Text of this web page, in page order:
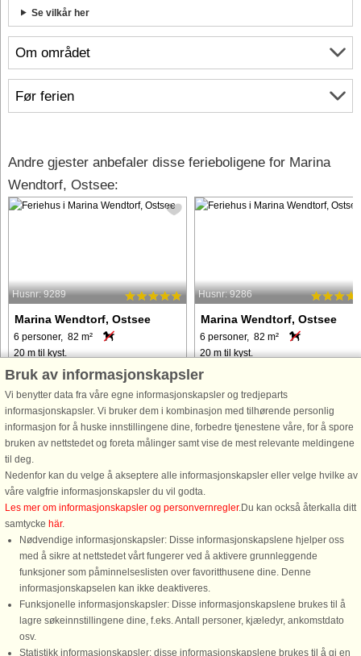
Om området
Før ferien
Se vilkår her
Andre gjester anbefaler disse ferieboligene for Marina
Wendtorf, Ostsee:
Husnr: 9289
Marina Wendtorf, Ostsee
6 personer, 82 m²
20 m til kyst.
Lad dine bekymringer blive hjemme
og træd ind i denne moderne og
komfortable lejlighed, der er designet
til en afslappende ferie med en
fantastisk udsigt. Dette er ikke bare et
sted at bo, det er din forreste ...
fra 5.085 NOK
Husnr: 9286
Marina Wendtorf, Ostsee
6 personer, 82 m²
20 m til kyst.
Moderne og komfortabel lejlighed
med udsigt over Østersøen og
lystbådehavnen. Nyd den smukke
panoramaudsigt over Østersøen fra
morgen til aften. Den moderne og
består ...
fra 5.085 NOK
Bruk av informasjonskapsler
Vi benytter data fra våre egne informasjonskapsler og tredjeparts
informasjonskapsler. Vi bruker dem i kombinasjon med tilhørende personlig
informasjon for å huske innstillingene dine, forbedre tjenestene våre, for å spore
bruken av nettstedet og foreta målinger samt vise de mest relevante meldingene
til deg.
Nedenfor kan du velge å akseptere alle informasjonskapsler eller velge hvilke av
våre valgfrie informasjonskapsler du vil godta.
Les mer om informasjonskapsler og personvernregler.Du kan också återkalla ditt
samtycke här.
Nødvendige informasjonskapsler: Disse informasjonskapslene hjelper oss
med å sikre at nettstedet vårt fungerer ved å aktivere grunnleggende
funksjoner som påminnelseslisten over favoritthusene dine. Denne
informasjonskapselen kan ikke deaktiveres.
Funksjonelle informasjonskapsler: Disse informasjonskapslene brukes til å
lagre søkeinnstillingene dine, f.eks. Antall personer, kjæledyr, ankomstdato
osv.
Statistikk informasjonskapsler: disse informasjonskapslene brukes til å gi en